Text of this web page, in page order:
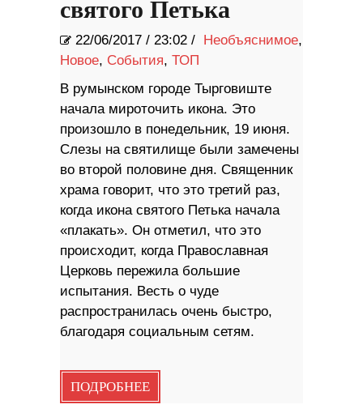
святого Петька
22/06/2017 / 23:02 / Необъяснимое,
Новое, События, ТОП
В румынском городе Тырговиште
начала мироточить икона. Это
произошло в понедельник, 19 июня.
Слезы на святилище были замечены
во второй половине дня. Священник
храма говорит, что это третий раз,
когда икона святого Петька начала
«плакать». Он отметил, что это
происходит, когда Православная
Церковь пережила большие
испытания. Весть о чуде
распространилась очень быстро,
благодаря социальным сетям.
ПОДРОБНЕЕ